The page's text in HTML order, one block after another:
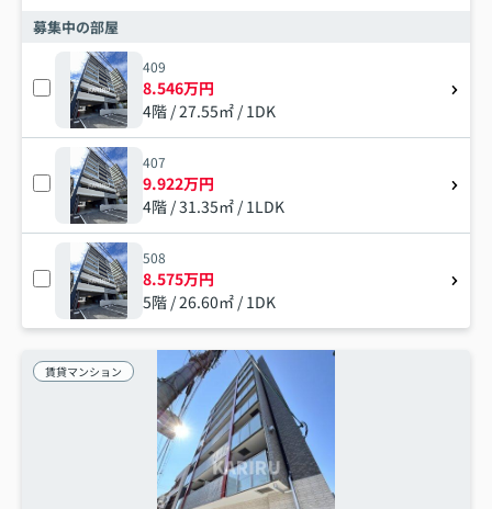
募集中の部屋
409
8.546万円
4階 / 27.55㎡ / 1DK
407
9.922万円
4階 / 31.35㎡ / 1LDK
508
8.575万円
5階 / 26.60㎡ / 1DK
賃貸マンション